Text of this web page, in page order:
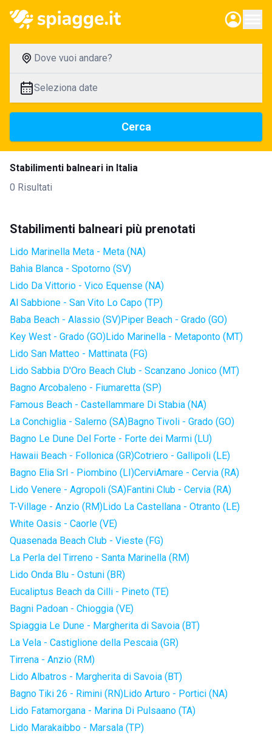
Dove vuoi andare?
Seleziona date
Cerca
Stabilimenti balneari in Italia
0 Risultati
Stabilimenti balneari più prenotati
Lido Marinella Meta - Meta (NA)
Bahia Blanca - Spotorno (SV)
Lido Da Vittorio - Vico Equense (NA)
Al Sabbione - San Vito Lo Capo (TP)
Baba Beach - Alassio (SV)Piper Beach - Grado (GO)
Key West - Grado (GO)Lido Marinella - Metaponto (MT)
Lido San Matteo - Mattinata (FG)
Lido Sabbia D'Oro Beach Club - Scanzano Jonico (MT)
Bagno Arcobaleno - Fiumaretta (SP)
Famous Beach - Castellammare Di Stabia (NA)
La Conchiglia - Salerno (SA)Bagno Tivoli - Grado (GO)
Bagno Le Dune Del Forte - Forte dei Marmi (LU)
Hawaii Beach - Follonica (GR)Cotriero - Gallipoli (LE)
Bagno Elia Srl - Piombino (LI)CerviAmare - Cervia (RA)
Lido Venere - Agropoli (SA)Fantini Club - Cervia (RA)
T-Village - Anzio (RM)Lido La Castellana - Otranto (LE)
White Oasis - Caorle (VE)
Quasenada Beach Club - Vieste (FG)
La Perla del Tirreno - Santa Marinella (RM)
Lido Onda Blu - Ostuni (BR)
Eucaliptus Beach da Cilli - Pineto (TE)
Bagni Padoan - Chioggia (VE)
Spiaggia Le Dune - Margherita di Savoia (BT)
La Vela - Castiglione della Pescaia (GR)
Tirrena - Anzio (RM)
Lido Albatros - Margherita di Savoia (BT)
Bagno Tiki 26 - Rimini (RN)Lido Arturo - Portici (NA)
Lido Fatamorgana - Marina Di Pulsaano (TA)
Lido Marakaibbo - Marsala (TP)